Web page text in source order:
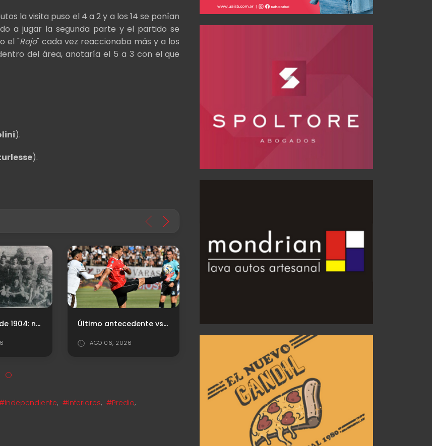
la visita puso el 4 a 2 y a los 14 se ponían
a jugar la segunda parte y el partido se
el "Rojo" cada vez reaccionaba más y a los
del área, anotaría el 5 a 3 con el que
).
).
Último antecedente vs. Platense Gustavo Quinteros trabaja en el equipo: ¿Cuál será el XI para el debut?
JUL 24, 2026
Nueva inhibición para el "Rojo"
, #Inferiores, #Predio,